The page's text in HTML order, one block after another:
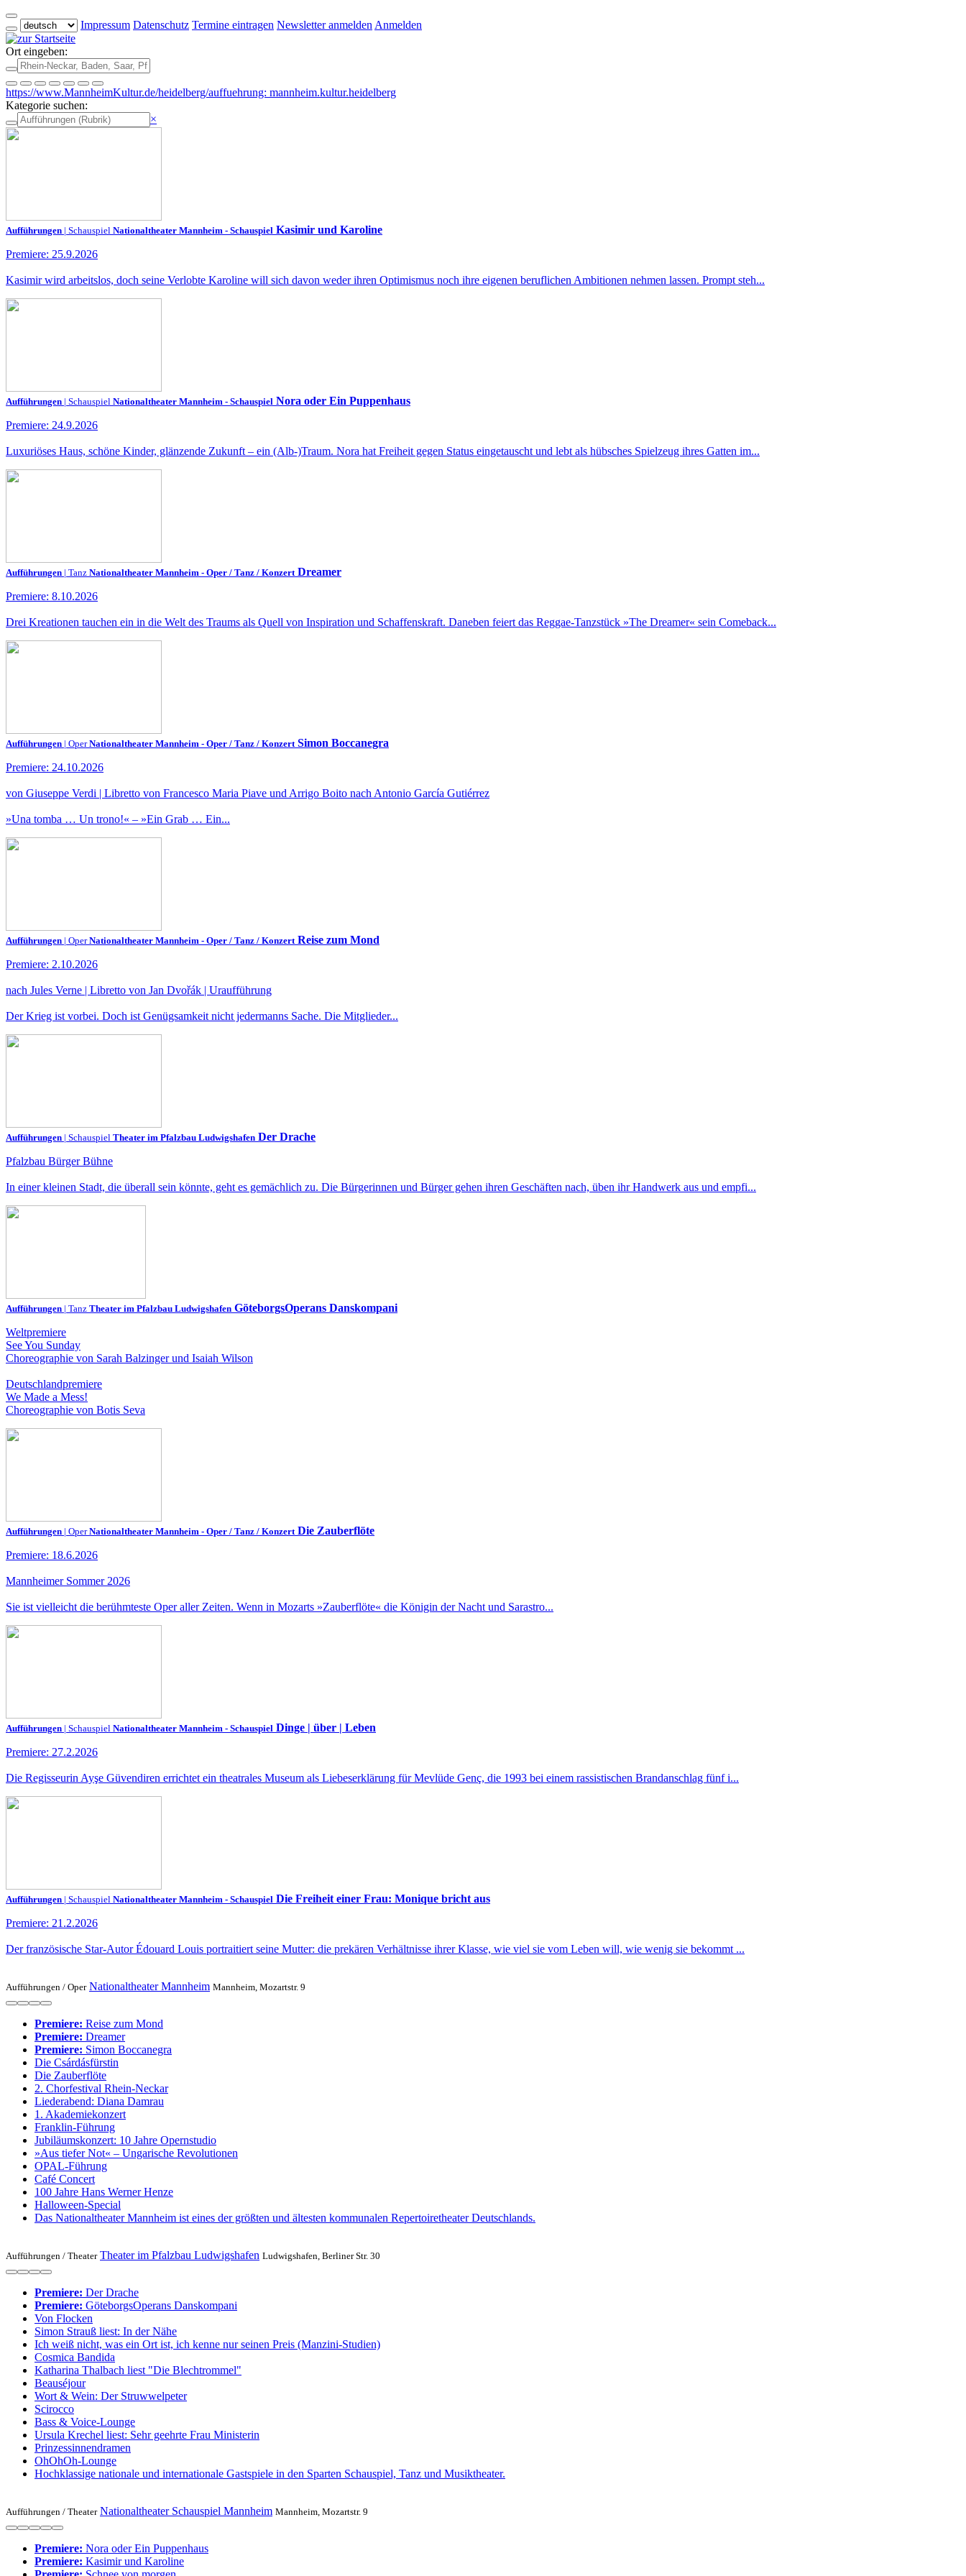
Impressum Datenschutz Termine eintragen Newsletter anmelden Anmelden
Ort eingeben:
https://www.MannheimKultur.de/heidelberg/auffuehrung: mannheim.kultur.heidelberg
Kategorie suchen:
×
Aufführungen | Schauspiel Nationaltheater Mannheim - Schauspiel Kasimir und Karoline
Premiere: 25.9.2026
Kasimir wird arbeitslos, doch seine Verlobte Karoline will sich davon weder ihren Optimismus noch ihre eigenen beruflichen Ambitionen nehmen lassen. Prompt steh...
Aufführungen | Schauspiel Nationaltheater Mannheim - Schauspiel Nora oder Ein Puppenhaus
Premiere: 24.9.2026
Luxuriöses Haus, schöne Kinder, glänzende Zukunft – ein (Alb-)Traum. Nora hat Freiheit gegen Status eingetauscht und lebt als hübsches Spielzeug ihres Gatten im...
Aufführungen | Tanz Nationaltheater Mannheim - Oper / Tanz / Konzert Dreamer
Premiere: 8.10.2026
Drei Kreationen tauchen ein in die Welt des Traums als Quell von Inspiration und Schaffenskraft. Daneben feiert das Reggae-Tanzstück »The Dreamer« sein Comeback...
Aufführungen | OperNationaltheater Mannheim - Oper / Tanz / Konzert Simon Boccanegra
Premiere: 24.10.2026
von Giuseppe Verdi | Libretto von Francesco Maria Piave und Arrigo Boito nach Antonio García Gutiérrez
»Una tomba … Un trono!« – »Ein Grab … Ein...
Aufführungen | OperNationaltheater Mannheim - Oper / Tanz / Konzert Reise zum Mond
Premiere: 2.10.2026
nach Jules Verne | Libretto von Jan Dvořák | Uraufführung
Der Krieg ist vorbei. Doch ist Genügsamkeit nicht jedermanns Sache. Die Mitglieder...
Aufführungen | Schauspiel Theater im Pfalzbau Ludwigshafen Der Drache
Pfalzbau Bürger Bühne
In einer kleinen Stadt, die überall sein könnte, geht es gemächlich zu. Die Bürgerinnen und Bürger gehen ihren Geschäften nach, üben ihr Handwerk aus und empfi...
Aufführungen | Tanz Theater im Pfalzbau Ludwigshafen GöteborgsOperans Danskompani
Weltpremiere
See You Sunday
Choreographie von Sarah Balzinger und Isaiah Wilson
Deutschlandpremiere
We Made a Mess!
Choreographie von Botis Seva
Aufführungen | OperNationaltheater Mannheim - Oper / Tanz / Konzert Die Zauberflöte
Premiere: 18.6.2026
Mannheimer Sommer 2026
Sie ist vielleicht die berühmteste Oper aller Zeiten. Wenn in Mozarts »Zauberflöte« die Königin der Nacht und Sarastro...
Aufführungen | Schauspiel Nationaltheater Mannheim - Schauspiel Dinge | über | Leben
Premiere: 27.2.2026
Die Regisseurin Ayşe Güvendiren errichtet ein theatrales Museum als Liebeserklärung für Mevlüde Genç, die 1993 bei einem rassistischen Brandanschlag fünf i...
Aufführungen | Schauspiel Nationaltheater Mannheim - Schauspiel Die Freiheit einer Frau: Monique bricht aus
Premiere: 21.2.2026
Der französische Star-Autor Édouard Louis portraitiert seine Mutter: die prekären Verhältnisse ihrer Klasse, wie viel sie vom Leben will, wie wenig sie bekommt ...
Aufführungen / Oper Nationaltheater Mannheim Mannheim, Mozartstr. 9
Premiere: Reise zum Mond
Premiere: Dreamer
Premiere: Simon Boccanegra
Die Csárdásfürstin
Die Zauberflöte
2. Chorfestival Rhein-Neckar
Liederabend: Diana Damrau
1. Akademie­konzert
Franklin-Führung
Jubiläumskonzert: 10 Jahre Opernstudio
»Aus tiefer Not« – Ungarische Revolutionen
OPAL-Führung
Café Concert
100 Jahre Hans Werner Henze
Halloween-Special
Das Nationaltheater Mannheim ist eines der größten und ältesten kommunalen Repertoiretheater Deutschlands.
Aufführungen / Theater Theater im Pfalzbau Ludwigshafen Ludwigshafen, Berliner Str. 30
Premiere: Der Drache
Premiere: GöteborgsOperans Danskompani
Von Flocken
Simon Strauß liest: In der Nähe
Ich weiß nicht, was ein Ort ist, ich kenne nur seinen Preis (Manzini-Studien)
Cosmica Bandida
Katharina Thalbach liest "Die Blechtrommel"
Beauséjour
Wort & Wein: Der Struwwelpeter
Scirocco
Bass & Voice-Lounge
Ursula Krechel liest: Sehr geehrte Frau Ministerin
Prinzessinnendramen
OhOhOh-Lounge
Hochklassige nationale und internationale Gastspiele in den Sparten Schauspiel, Tanz und Musiktheater.
Aufführungen / Theater Nationaltheater Schauspiel Mannheim Mannheim, Mozartstr. 9
Premiere: Nora oder Ein Puppenhaus
Premiere: Kasimir und Karoline